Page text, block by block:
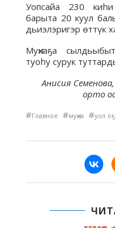
Уопсайа 230
барыта 20 куул
дьиэлэригэр өттүк
Муҥхаҕа
туоһу сурук
Анисия
орто
#Главное #муҥха #уол